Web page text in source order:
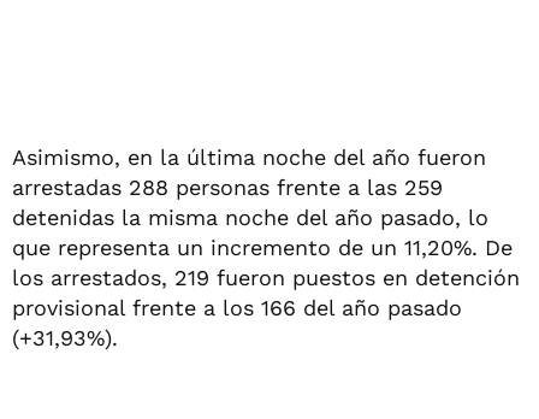
Asimismo, en la última noche del año fueron
arrestadas 288 personas frente a las 259
detenidas la misma noche del año pasado, lo
que representa un incremento de un 11,20%. De
los arrestados, 219 fueron puestos en detención
provisional frente a los 166 del año pasado
(+31,93%).